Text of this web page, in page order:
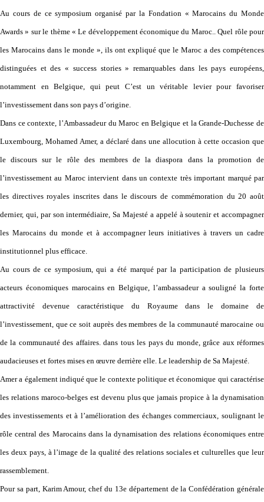
Au cours de ce symposium organisé par la Fondation « Marocains du Monde
Awards » sur le thème « Le développement économique du Maroc.. Quel rôle pour
les Marocains dans le monde », ils ont expliqué que le Maroc a des compétences
distinguées et des « success stories » remarquables dans les pays européens,
notamment en Belgique, qui peut C’est un véritable levier pour favoriser
l’investissement dans son pays d’origine.
Dans ce contexte, l’Ambassadeur du Maroc en Belgique et la Grande-Duchesse de
Luxembourg, Mohamed Amer, a déclaré dans une allocution à cette occasion que
le discours sur le rôle des membres de la diaspora dans la promotion de
l’investissement au Maroc intervient dans un contexte très important marqué par
les directives royales inscrites dans le discours de commémoration du 20 août
dernier, qui, par son intermédiaire, Sa Majesté a appelé à soutenir et accompagner
les Marocains du monde et à accompagner leurs initiatives à travers un cadre
institutionnel plus efficace.
Au cours de ce symposium, qui a été marqué par la participation de plusieurs
acteurs économiques marocains en Belgique, l’ambassadeur a souligné la forte
attractivité devenue caractéristique du Royaume dans le domaine de
l’investissement, que ce soit auprès des membres de la communauté marocaine ou
de la communauté des affaires. dans tous les pays du monde, grâce aux réformes
audacieuses et fortes mises en œuvre derrière elle. Le leadership de Sa Majesté.
Amer a également indiqué que le contexte politique et économique qui caractérise
les relations maroco-belges est devenu plus que jamais propice à la dynamisation
des investissements et à l’amélioration des échanges commerciaux, soulignant le
rôle central des Marocains dans la dynamisation des relations économiques entre
les deux pays, à l’image de la qualité des relations sociales et culturelles que leur
rassemblement.
Pour sa part, Karim Amour, chef du 13e département de la Confédération générale